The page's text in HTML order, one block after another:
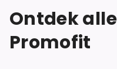
Ontdek
Promofit